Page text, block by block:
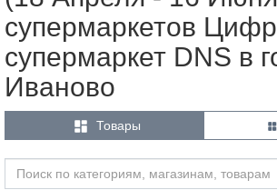
супермаркетов
супермаркет DNS в
Иваново
 Товары